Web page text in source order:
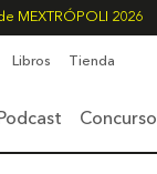
MEXTRÓPOLI 2026
Libros Tienda
Podcast Concurso